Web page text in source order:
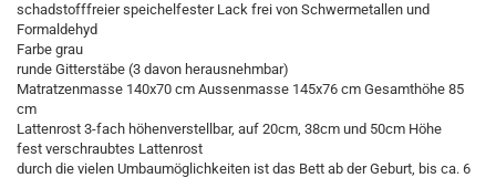
schadstofffreier speichelfester Lack frei von Schwermetallen und
Formaldehyd
Farbe grau
runde Gitterstäbe (3 davon herausnehmbar)
Matratzenmasse 140x70 cm Aussenmasse 145x76 cm Gesamthöhe 85
cm
Lattenrost 3-fach höhenverstellbar, auf 20cm, 38cm und 50cm Höhe
fest verschraubtes Lattenrost
durch die vielen Umbaumöglichkeiten ist das Bett ab der Geburt, bis ca. 6